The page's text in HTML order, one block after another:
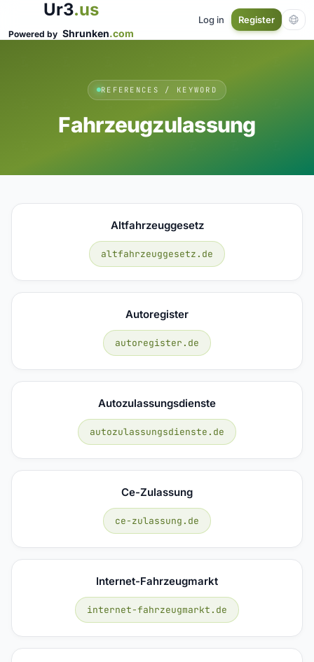
Ur3.us
Powered by Shrunken.com
Log in Register
REFERENCES / KEYWORD
Fahrzeugzulassung
Altfahrzeuggesetz
altfahrzeuggesetz.de
Autoregister
autoregister.de
Autozulassungsdienste
autozulassungsdienste.de
Ce-Zulassung
ce-zulassung.de
Internet-Fahrzeugmarkt
internet-fahrzeugmarkt.de